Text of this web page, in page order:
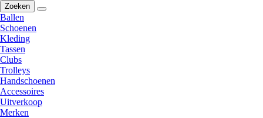
Zoeken
Ballen
Schoenen
Kleding
Tassen
Clubs
Trolleys
Handschoenen
Accessoires
Uitverkoop
Merken